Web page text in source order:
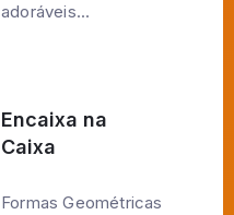
adoráveis...
Encaixa na
Caixa
Formas Geométricas